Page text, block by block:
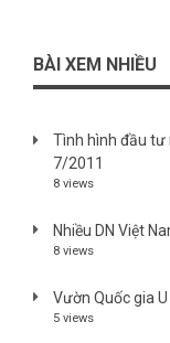
BÀI XEM NHIỀU
Tình hình đầu tư
7/2011
8 views
Nhiều DN Việt
8 views
Vườn Quốc gia
5 views